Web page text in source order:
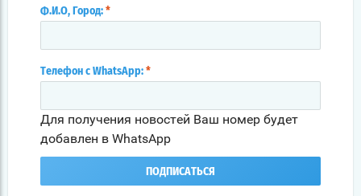
Ф.И.О, Город: *
Телефон с WhatsApp: *
Для получения новостей Ваш номер будет
добавлен в WhatsApp
ПОДПИСАТЬСЯ